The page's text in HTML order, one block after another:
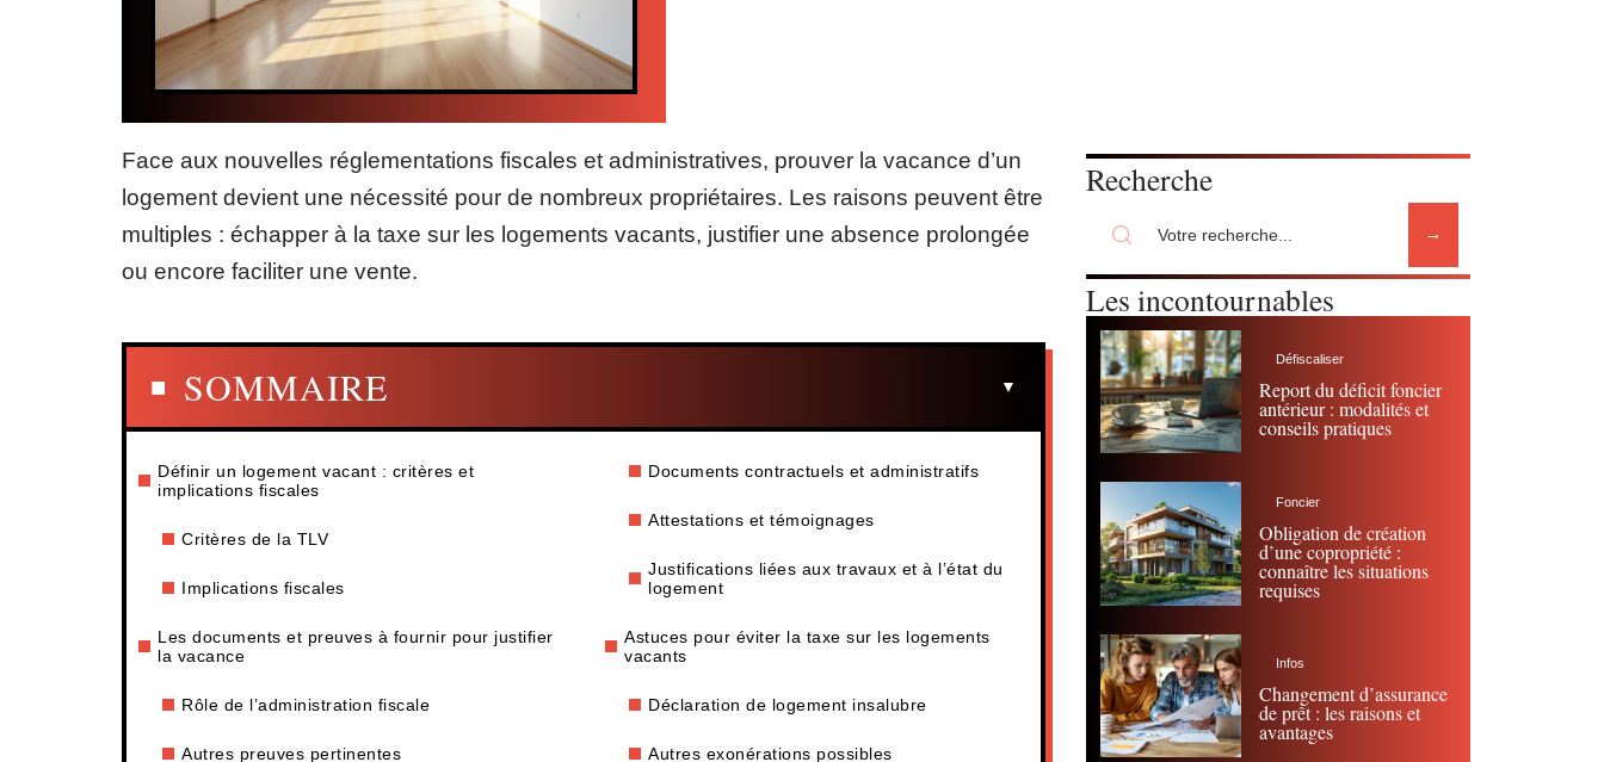
Face aux nouvelles réglementations fiscales et administratives, prouver la vacance d’un
logement devient une nécessité pour de nombreux propriétaires. Les raisons peuvent être
multiples : échapper à la taxe sur les logements vacants, justifier une absence prolongée
ou encore faciliter une vente.
SOMMAIRE
Définir un logement vacant : critères et
implications fiscales
Critères de la TLV
Implications fiscales
Les documents et preuves à fournir pour justifier
la vacance
Rôle de l’administration fiscale
Autres preuves pertinentes
Documents contractuels et administratifs
Attestations et témoignages
Justifications liées aux travaux et à l’état du
logement
Astuces pour éviter la taxe sur les logements
vacants
Déclaration de logement insalubre
Autres exonérations possibles
Recherche
Les incontournables
Défiscaliser
Report du déficit foncier
antérieur : modalités et
conseils pratiques
Foncier
Obligation de création
d’une copropriété :
connaître les situations
requises
Infos
Changement d’assurance
de prêt : les raisons et
avantages